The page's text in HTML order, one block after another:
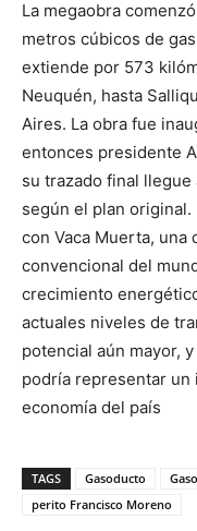
La megaobra
metros cúbicos de
extiende por 573
Neuquén, hasta
Aires. La obra fue
entonces presidente
su trazado final llegue
según el plan
con Vaca Muerta, una
convencional del
crecimiento
actuales niveles de
potencial aún mayor,
podría representar
economía del país
TAGS Gasoducto
perito Francisco Moreno